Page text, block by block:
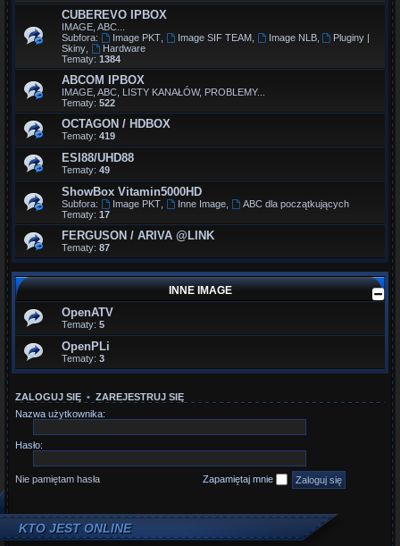
CUBEREVO IPBOX
IMAGE, ABC...
Subfora:
Image PKT, Image SIF TEAM, Image NLB,
Pluginy |
Skiny
Hardware
Tematy: 1384
ABCOM IPBOX
IMAGE, ABC, LISTY KANAŁÓW, PROBLEMY...
Tematy: 522
OCTAGON / HDBOX
Tematy: 419
ESI88/UHD88
Tematy: 49
ShowBox Vitamin5000HD
Subfora: Image PKT, Inne Image,
ABC dla początkujących
Tematy: 17
FERGUSON / ARIVA @LINK
Tematy: 87
INNE IMAGE
OpenATV
Tematy: 5
OpenPLi
Tematy: 3
ZALOGUJ SIĘ • ZAREJESTRUJ SIĘ
Nazwa użytkownika:
Hasło:
Nie pamiętam hasła Zapamiętaj mnie
KTO JEST ONLINE